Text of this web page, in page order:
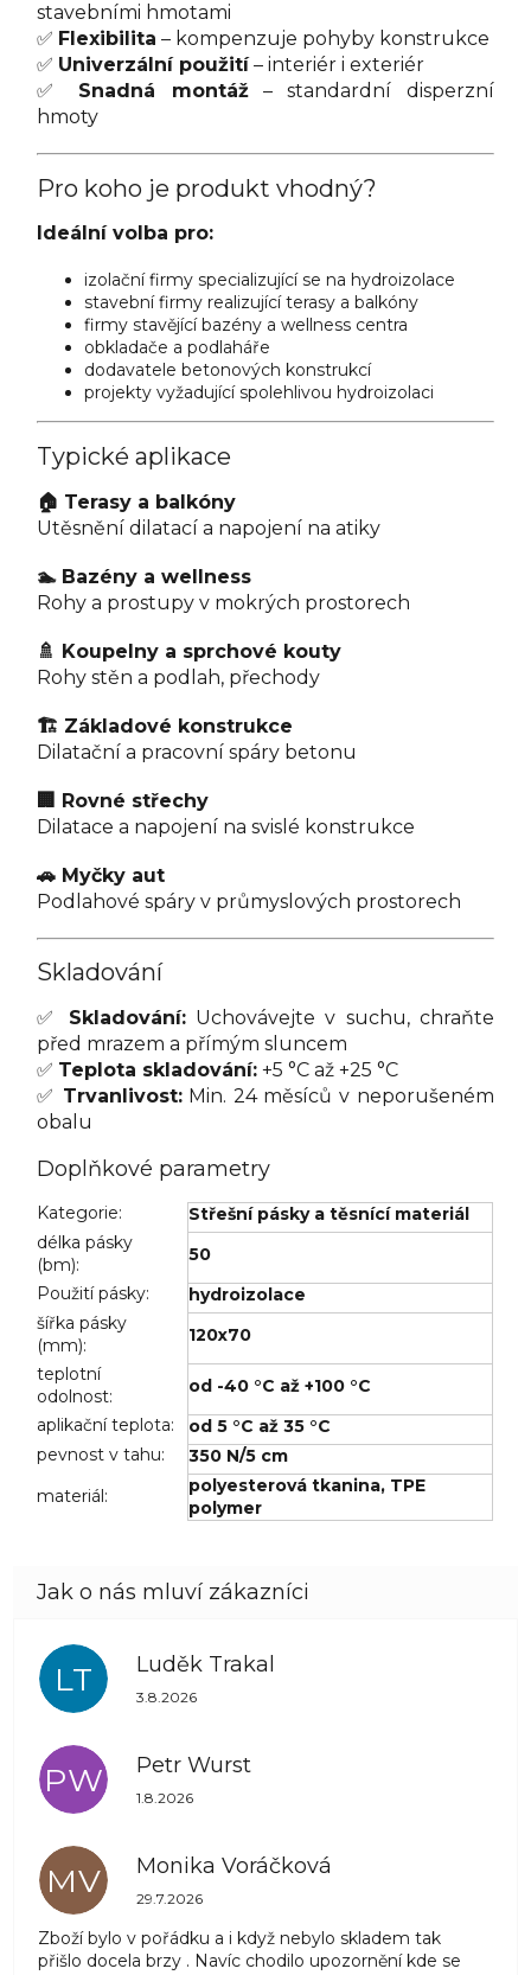
stavebními hmotami
✅ Flexibilita – kompenzuje pohyby konstrukce
✅ Univerzální použití – interiér i exteriér
✅
Snadná montáž
– standardní disperzní
hmoty
Pro koho je produkt vhodný?
Ideální volba pro:
izolační firmy specializující se na hydroizolace
stavební firmy realizující terasy a balkóny
firmy stavějící bazény a wellness centra
obkladače a podlaháře
dodavatele betonových konstrukcí
projekty vyžadující spolehlivou hydroizolaci
Typické aplikace
🏠 Terasy a balkóny
Utěsnění dilatací a napojení na atiky
🏊 Bazény a wellness
Rohy a prostupy v mokrých prostorech
🚿 Koupelny a sprchové kouty
Rohy stěn a podlah, přechody
🏗️ Základové konstrukce
Dilatační a pracovní spáry betonu
🏢 Rovné střechy
Dilatace a napojení na svislé konstrukce
🚗 Myčky aut
Podlahové spáry v průmyslových prostorech
Skladování
✅ Skladování: Uchovávejte v suchu, chraňte
před mrazem a přímým sluncem
✅ Teplota skladování: +5 °C až +25 °C
✅ Trvanlivost: Min. 24 měsíců v neporušeném
obalu
Doplňkové parametry
Kategorie:
Střešní pásky a těsnící materiál
délka pásky
(bm):
50
Použití pásky:
hydroizolace
šířka pásky
(mm):
120x70
teplotní
odolnost:
od -40 °C až +100 °C
aplikační teplota:
od 5 °C až 35 °C
pevnost v tahu:
350 N/5 cm
materiál:
polyesterová tkanina, TPE
polymer
LT Luděk Trakal
Hodnocení obchodu je 5 z 5 hvězdiček.
3.8.2026
PW Petr Wurst
Hodnocení obchodu je 5 z 5 hvězdiček.
1.8.2026
MV Monika Voráčková
Hodnocení obchodu je 5 z 5 hvězdiček.
29.7.2026
Zboží bylo v pořádku a i když nebylo skladem tak
přišlo docela brzy . Navíc chodilo upozornění kde se